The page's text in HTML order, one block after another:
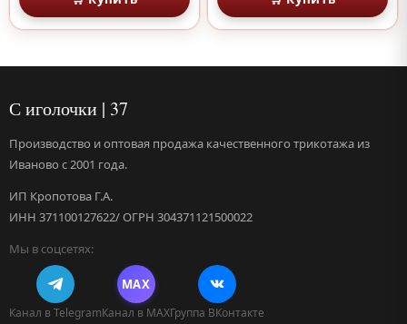
С иголочки | 37
Производство и оптовая продажа качественного трикотажа из
Иваново с 2001 года.
ИП Кропотова Г.А.
ИНН 371100127622/ ОГРН 304371121500022
Мы в соцсетях:
Канал в Telegram
MAX
Канал в MAXГруппа ВКонтакте